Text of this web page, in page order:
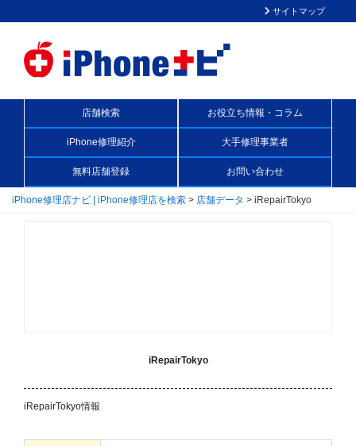
サイトマップ
店舗検索 お役立ち情報・コラム
iPhone修理紹介 大手修理事業者
無料店舗登録 お問い合わせ
iPhone修理店ナビ | iPhone修理店を検索 > 店舗データ > iRepairTokyo
iRepairTokyo
iRepairTokyo情報